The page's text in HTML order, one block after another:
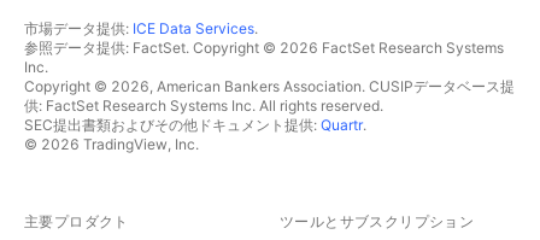
市場データ提供: ICE Data Services.
参照データ提供: FactSet. Copyright © 2026 FactSet Research Systems
Inc.
Copyright © 2026, American Bankers Association. CUSIPデータベース提
供: FactSet Research Systems Inc. All rights reserved.
SEC提出書類およびその他ドキュメント提供: Quartr.
© 2026 TradingView, Inc.
主要プロダクト ツールとサブスクリプション